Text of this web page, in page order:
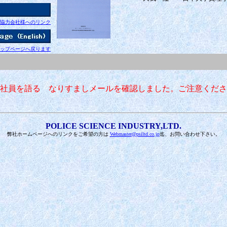
協力会社様へのリンク
プページへ戻ります
員を語る なりすましメールを確認しました。ご注意くだ
POLICE SCIENCE INDUSTRY,LTD.
弊社ホームページへのリンクをご希望の方は Webmaster@psiltd.co.jp迄、お問い合わせ下さい。